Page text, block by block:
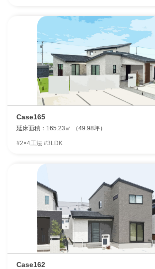
Case165
延床面積：165.23㎡ （49.98坪）
#2×4工法 #3LDK
Case162